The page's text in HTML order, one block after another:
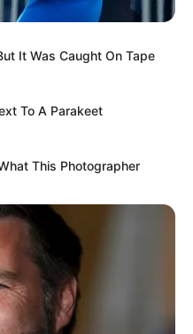
It Was Caught On Tape
To A Parakeet
This Photographer